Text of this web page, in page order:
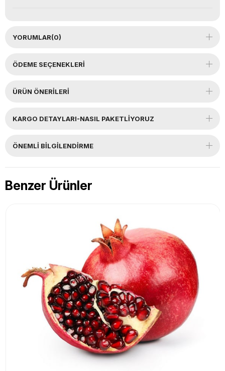
YORUMLAR(0)
ÖDEME SEÇENEKLERI
ÜRÜN ÖNERILERI
KARGO DETAYLARI-NASIL PAKETLİYORUZ
ÖNEMLI BILGILENDIRME
Benzer Ürünler